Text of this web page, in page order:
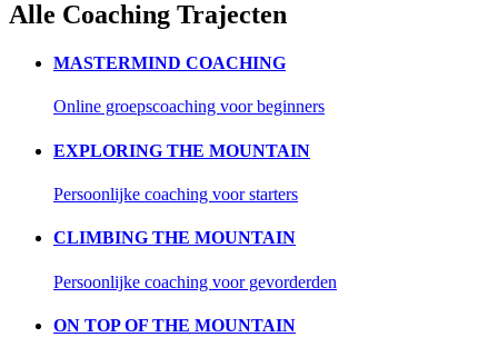
Alle Coaching Trajecten
MASTERMIND COACHING
Online groepscoaching voor beginners
EXPLORING THE MOUNTAIN
Persoonlijke coaching voor starters
CLIMBING THE MOUNTAIN
Persoonlijke coaching voor gevorderden
ON TOP OF THE MOUNTAIN